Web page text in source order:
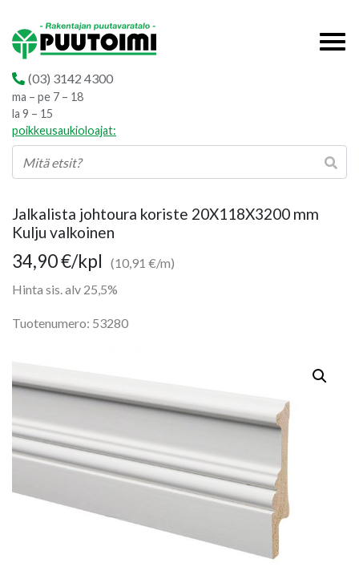
(03) 3142 4300
ma – pe 7 – 18
la 9 – 15
poikkeusaukioloajat:
Jalkalista johtoura koriste 20X118X3200 mm
Kulju valkoinen
34,90€/kpl
(10,91 €/m)
Hinta sis. alv 25,5%
Tuotenumero: 53280